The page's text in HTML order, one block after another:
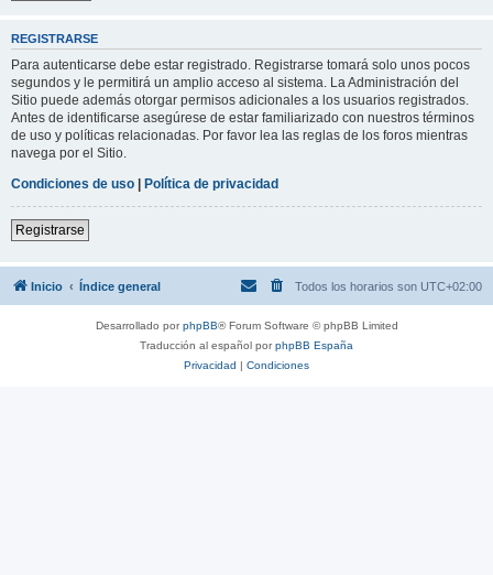
REGISTRARSE
Para autenticarse debe estar registrado. Registrarse tomará solo unos pocos
segundos y le permitirá un amplio acceso al sistema. La Administración del
Sitio puede además otorgar permisos adicionales a los usuarios registrados.
Antes de identificarse asegúrese de estar familiarizado con nuestros términos
de uso y políticas relacionadas. Por favor lea las reglas de los foros mientras
navega por el Sitio.
Condiciones de uso | Política de privacidad
Registrarse
Inicio Índice general Todos los horarios son UTC+02:00
Desarrollado porphpBB® Forum Software © phpBB Limited
Traducción al español porphpBB España
Privacidad | Condiciones